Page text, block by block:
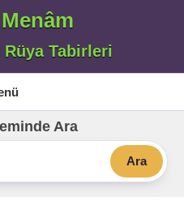
Tabirleri
Ara
Ara